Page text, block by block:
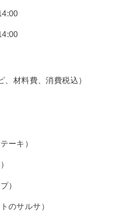
材料費、消費税込）
ーキ）
）
のサルサ）